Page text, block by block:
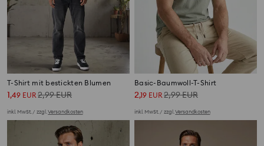
T-Shirt mit bestickten Blumen
1,49 EUR 2,99EUR
inkl. MwSt. / zzgl.Versandkosten
Basic-Baumwoll-T-Shirt
2,19 EUR 2,99EUR
inkl. MwSt. / zzgl.Versandkosten